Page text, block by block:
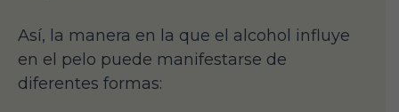
Así, la manera en la que el alcohol influye
en el pelo puede manifestarse de
diferentes formas: